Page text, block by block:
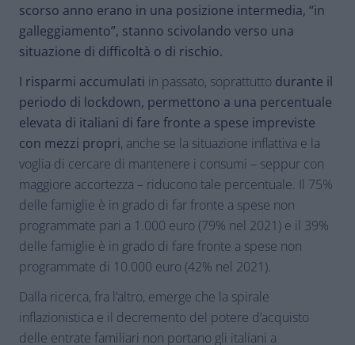
scorso anno erano in una posizione intermedia, “in
galleggiamento”, stanno scivolando verso una
situazione di difficoltà o di rischio.
I risparmi accumulati in passato, soprattutto durante il
periodo di lockdown, permettono a una percentuale
elevata di italiani di fare fronte a spese impreviste
con mezzi propri, anche se la situazione inflattiva e la
voglia di cercare di mantenere i consumi – seppur con
maggiore accortezza – riducono tale percentuale. Il 75%
delle famiglie è in grado di far fronte a spese non
programmate pari a 1.000 euro (79% nel 2021) e il 39%
delle famiglie è in grado di fare fronte a spese non
programmate di 10.000 euro (42% nel 2021).
Dalla ricerca, fra l’altro, emerge che la spirale
inflazionistica e il decremento del potere d’acquisto
delle entrate familiari non portano gli italiani a